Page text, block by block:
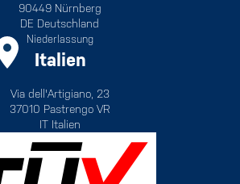
90449 Nürnberg
DE Deutschland
Niederlassung
Italien
Via dell'Artigiano, 23
37010 Pastrengo VR
IT Italien